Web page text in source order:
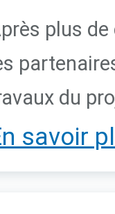
plus
du
savoir